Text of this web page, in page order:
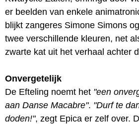
er beelden van enkele
blijkt zangeres Simone Simons
twee verschillende kleuren, net
zwarte kat uit het verhaal achter
Onvergetelijk
De Efteling noemt het "een
aan Danse Macabre". "Durf te
doden!", zegt Epica er zelf over.